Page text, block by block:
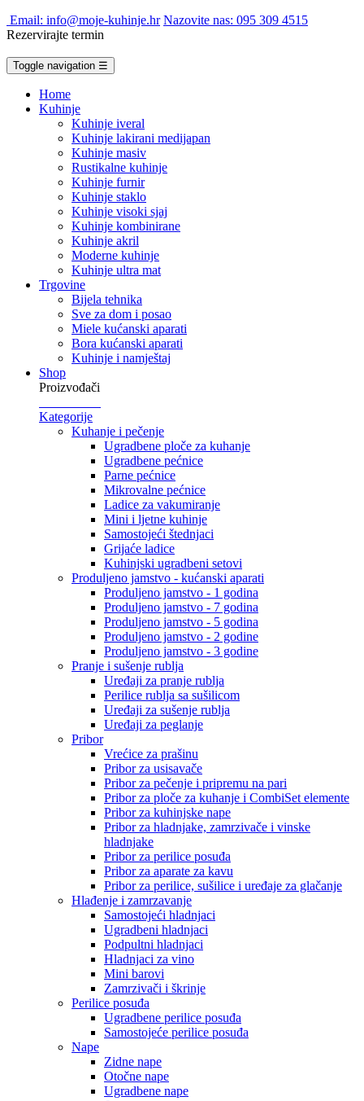
Email: info@moje-kuhinje.hr Nazovite nas: 095 309 4515
Rezervirajte termin
Toggle navigation ☰
Home
Kuhinje
Kuhinje iveral
Kuhinje lakirani medijapan
Kuhinje masiv
Rustikalne kuhinje
Kuhinje furnir
Kuhinje staklo
Kuhinje visoki sjaj
Kuhinje kombinirane
Kuhinje akril
Moderne kuhinje
Kuhinje ultra mat
Trgovine
Bijela tehnika
Sve za dom i posao
Miele kućanski aparati
Bora kućanski aparati
Kuhinje i namještaj
Shop
Proizvođači
Kategorije
Kuhanje i pečenje
Ugradbene ploče za kuhanje
Ugradbene pećnice
Parne pećnice
Mikrovalne pećnice
Ladice za vakumiranje
Mini i ljetne kuhinje
Samostojeći štednjaci
Grijaće ladice
Kuhinjski ugradbeni setovi
Produljeno jamstvo - kućanski aparati
Produljeno jamstvo - 1 godina
Produljeno jamstvo - 7 godina
Produljeno jamstvo - 5 godina
Produljeno jamstvo - 2 godine
Produljeno jamstvo - 3 godine
Pranje i sušenje rublja
Uređaji za pranje rublja
Perilice rublja sa sušilicom
Uređaji za sušenje rublja
Uređaji za peglanje
Pribor
Vrećice za prašinu
Pribor za usisavače
Pribor za pečenje i pripremu na pari
Pribor za ploče za kuhanje i CombiSet elemente
Pribor za kuhinjske nape
Pribor za hladnjake, zamrzivače i vinske
hladnjake
Pribor za perilice posuđa
Pribor za aparate za kavu
Pribor za perilice, sušilice i uređaje za glačanje
Hlađenje i zamrzavanje
Samostojeći hladnjaci
Ugradbeni hladnjaci
Podpultni hladnjaci
Hladnjaci za vino
Mini barovi
Zamrzivači i škrinje
Perilice posuđa
Ugradbene perilice posuđa
Samostojeće perilice posuđa
Nape
Zidne nape
Otočne nape
Ugradbene nape